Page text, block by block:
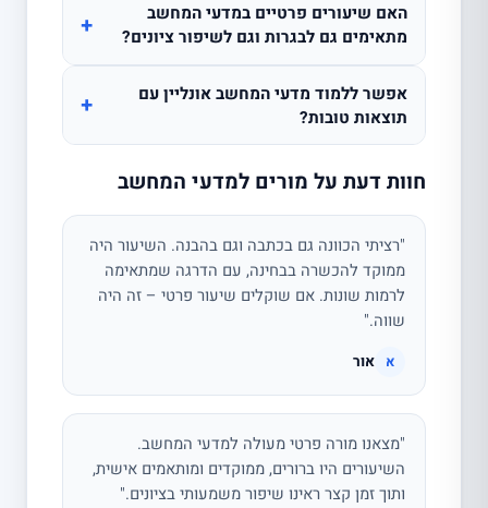
האם שיעורים פרטיים במדעי המחשב
מתאימים גם לבגרות וגם לשיפור ציונים?
+
אפשר ללמוד מדעי המחשב אונליין עם
תוצאות טובות?
+
חוות דעת על מורים למדעי המחשב
"רציתי הכוונה גם בכתבה וגם בהבנה. השיעור היה
ממוקד להכשרה בבחינה, עם הדרגה שמתאימה
לרמות שונות. אם שוקלים שיעור פרטי – זה היה
שווה."
א אור
"מצאנו מורה פרטי מעולה למדעי המחשב.
השיעורים היו ברורים, ממוקדים ומותאמים אישית,
ותוך זמן קצר ראינו שיפור משמעותי בציונים."